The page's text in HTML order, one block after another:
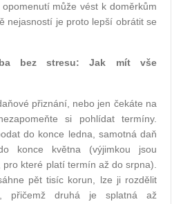
může vést k doměrkům
nejasností je proto lepší obrátit se
bez stresu: Jak mít vše
přiznání, nebo jen čekáte na
si pohlídat termíny.
do konce ledna, samotná daň
konce května (výjimkou jsou
které platí termín až do srpna).
pět tisíc korun, lze ji rozdělit
přičemž druhá je splatná až